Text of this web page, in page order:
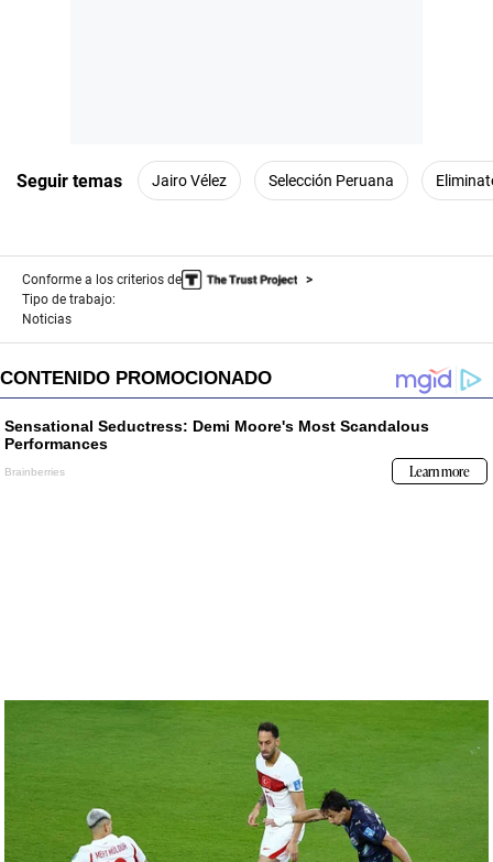
Seguir temas Jairo Vélez Selección Peruana
Conforme a los criterios de
Tipo de trabajo:
Noticias